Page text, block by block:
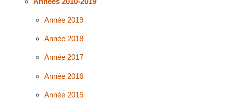
Année 2019
Année 2018
Année 2017
Année 2016
Année 2015